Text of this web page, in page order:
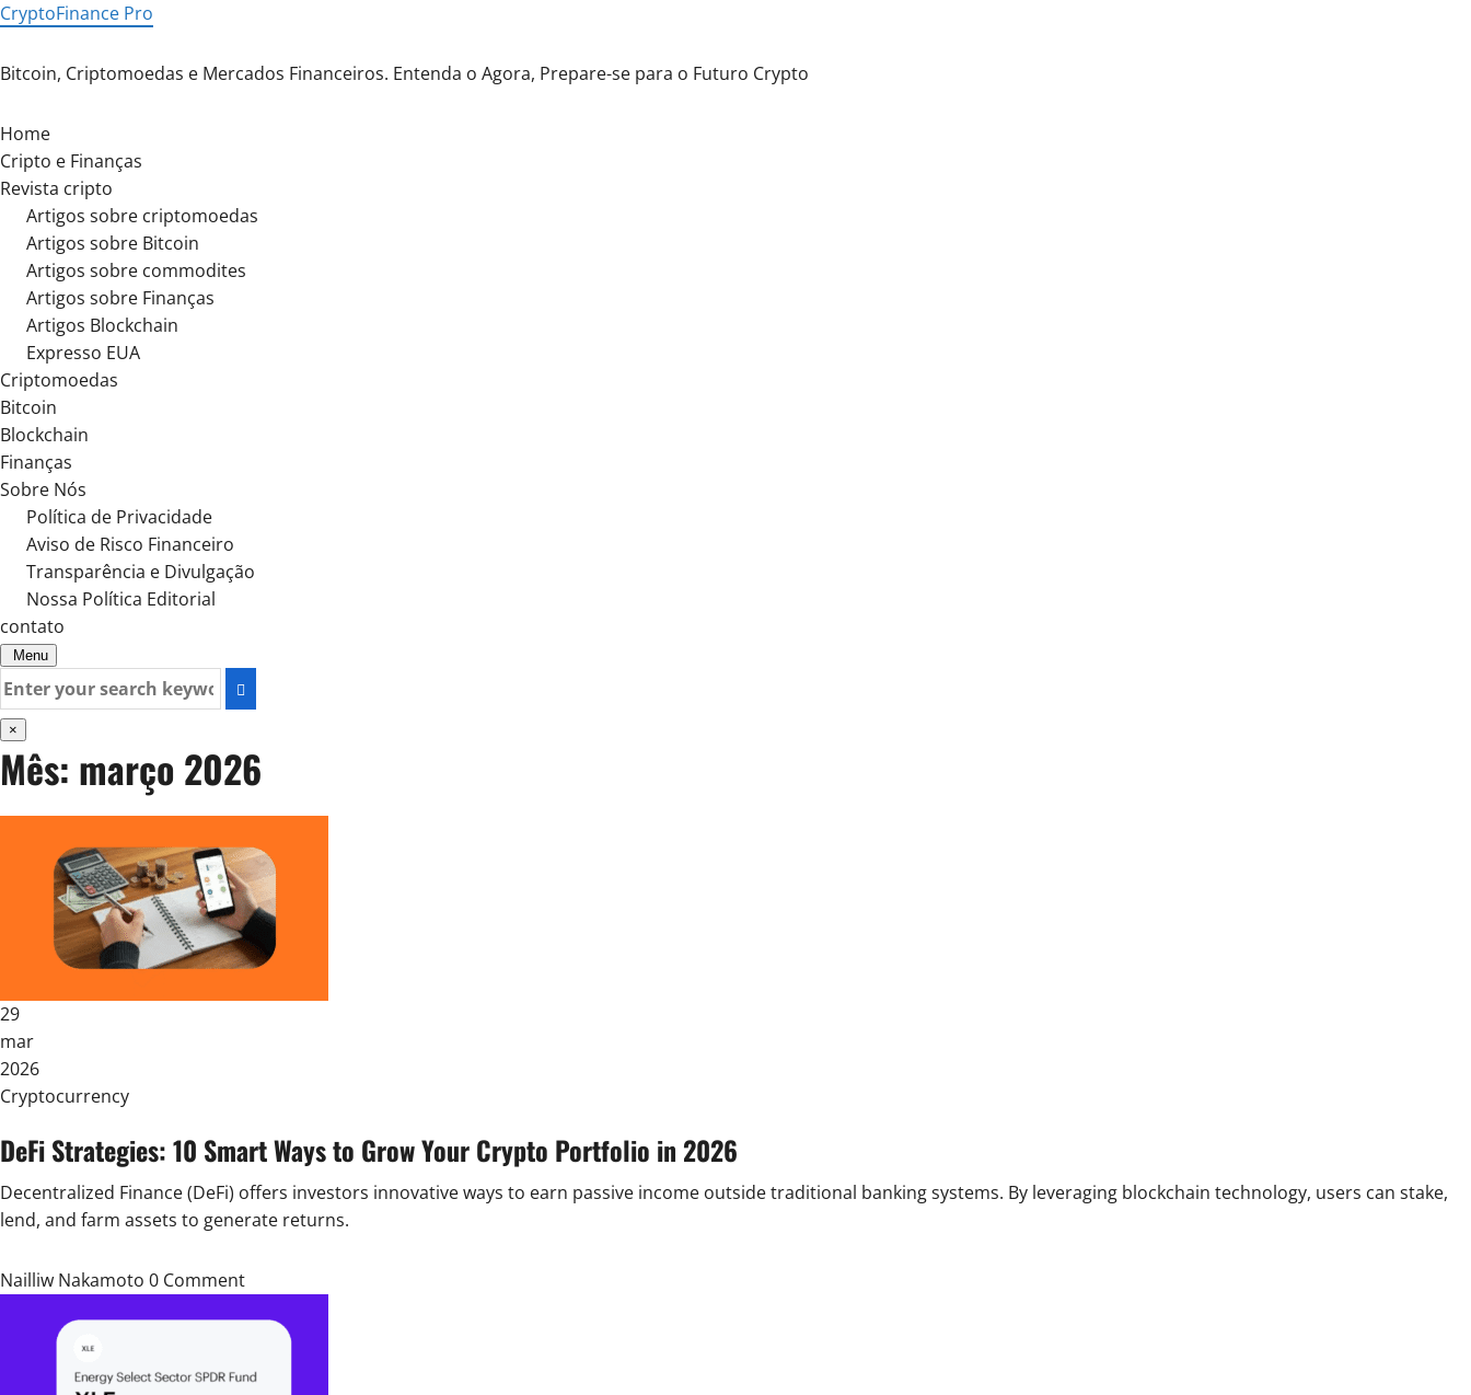
Skip
content
CryptoFinance Pro
Bitcoin, Criptomoedas e Mercados Financeiros. Entenda o Agora, Prepare-se para o Futuro Crypto
Home
Cripto e Finanças
Revista cripto
Artigos sobre criptomoedas
Artigos sobre Bitcoin
Artigos sobre commodites
Artigos sobre Finanças
Artigos Blockchain
Expresso EUA
Criptomoedas
Bitcoin
Blockchain
Finanças
Sobre Nós
Política de Privacidade
Aviso de Risco Financeiro
Transparência e Divulgação
Nossa Política Editorial
contato
Menu
Search
for:
×
Mês: março 2026
29
mar
2026
Posted
Cryptocurrency
DeFi Strategies: 10 Smart Ways to Grow Your Crypto Portfolio in 2026
Decentralized Finance (DeFi) offers investors innovative ways to earn passive income outside traditional banking systems. By leveraging blockchain technology, users can stake,
lend, and farm assets to generate returns.
Nailliw Nakamoto 0 Comment